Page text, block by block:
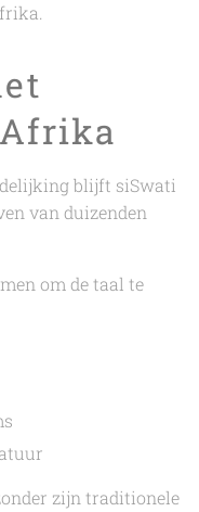
blijft siSwati
van duizenden
om de taal te
zijn traditionele